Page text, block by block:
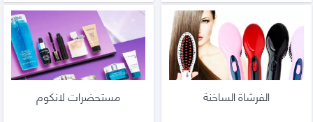
الفرشاة الساخنة مستحضرات لانكوم